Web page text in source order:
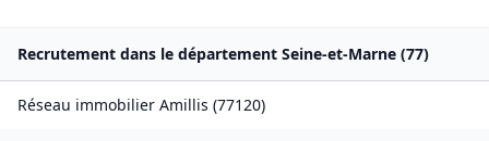
Recrutement dans le département Seine-et-Marne (77)
Réseau immobilier Amillis (77120)